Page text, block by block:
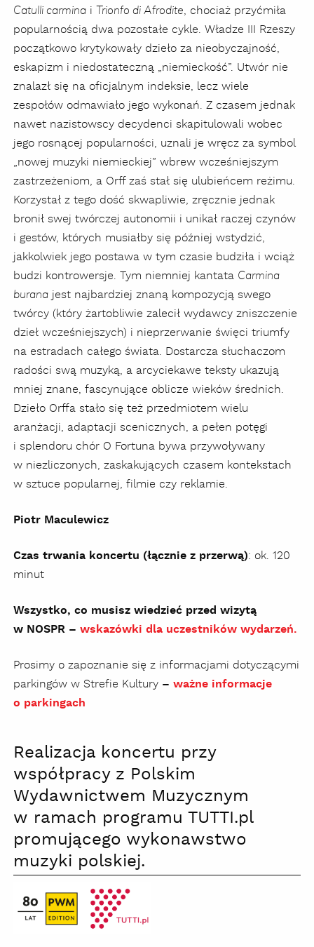
Catulli carmina i Trionfo di Afrodite, chociaż przyćmiła
popularnością dwa pozostałe cykle. Władze III Rzeszy
początkowo krytykowały dzieło za nieobyczajność,
eskapizm i niedostateczną „niemieckość”. Utwór nie
znalazł się na oficjalnym indeksie, lecz wiele
zespołów odmawiało jego wykonań. Z czasem jednak
nawet nazistowscy decydenci skapitulowali wobec
jego rosnącej popularności, uznali je wręcz za symbol
„nowej muzyki niemieckiej” wbrew wcześniejszym
zastrzeżeniom, a Orff zaś stał się ulubieńcem reżimu.
Korzystał z tego dość skwapliwie, zręcznie jednak
bronił swej twórczej autonomii i unikał raczej czynów
i gestów, których musiałby się później wstydzić,
jakkolwiek jego postawa w tym czasie budziła i wciąż
budzi kontrowersje. Tym niemniej kantata Carmina
burana jest najbardziej znaną kompozycją swego
twórcy (który żartobliwie zalecił wydawcy zniszczenie
dzieł wcześniejszych) i nieprzerwanie święci triumfy
na estradach całego świata. Dostarcza słuchaczom
radości swą muzyką, a arcyciekawe teksty ukazują
mniej znane, fascynujące oblicze wieków średnich.
Dzieło Orffa stało się też przedmiotem wielu
aranżacji, adaptacji scenicznych, a pełen potęgi
i splendoru chór O Fortuna bywa przywoływany
w niezliczonych, zaskakujących czasem kontekstach
w sztuce popularnej, filmie czy reklamie.
Piotr Maculewicz
Czas trwania koncertu (łącznie z przerwą): ok. 120
minut
Wszystko, co musisz wiedzieć przed wizytą
w NOSPR – wskazówki dla uczestników wydarzeń.
Prosimy o zapoznanie się z informacjami dotyczącymi
parkingów w Strefie Kultury – ważne informacje
o parkingach
Realizacja koncertu przy
współpracy z Polskim
Wydawnictwem Muzycznym
w ramach programu TUTTI.pl
promującego wykonawstwo
muzyki polskiej.